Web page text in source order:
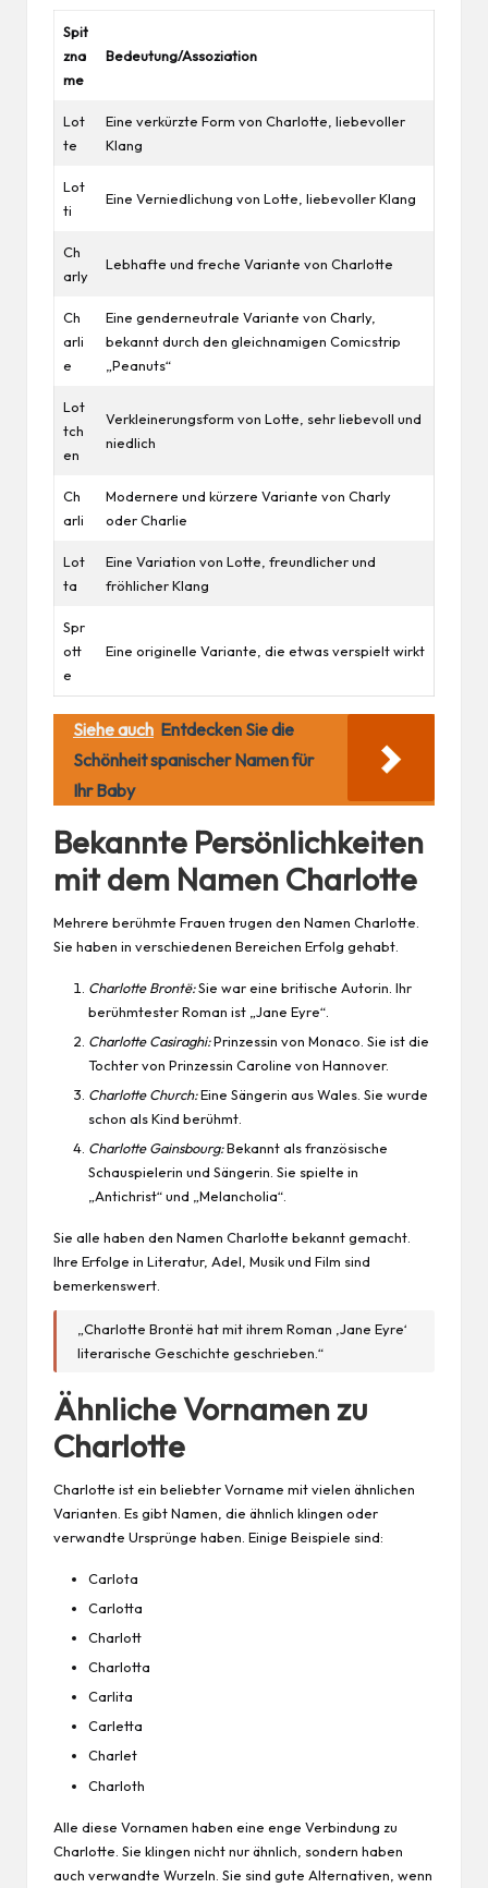
Spit
zna
me
Bedeutung/Assoziation
Lot
te
Eine verkürzte Form von Charlotte, liebevoller
Klang
Lot
ti
Eine Verniedlichung von Lotte, liebevoller Klang
Ch
arly
Lebhafte und freche Variante von Charlotte
Ch
arli
e
Eine genderneutrale Variante von Charly,
bekannt durch den gleichnamigen Comicstrip
„Peanuts“
Lot
tch
en
Verkleinerungsform von Lotte, sehr liebevoll und
niedlich
Ch
arli
Modernere und kürzere Variante von Charly
oder Charlie
Lot
ta
Eine Variation von Lotte, freundlicher und
fröhlicher Klang
Spr
ott
e
Eine originelle Variante, die etwas verspielt wirkt
Siehe auch Entdecken Sie die
Schönheit spanischer Namen für
Ihr Baby
Bekannte Persönlichkeiten
mit dem Namen Charlotte
Mehrere berühmte Frauen trugen den Namen Charlotte.
Sie haben in verschiedenen Bereichen Erfolg gehabt.
Charlotte Brontë:Sie war eine britische Autorin. Ihr
berühmtester Roman ist „Jane Eyre“.
Charlotte Casiraghi:Prinzessin von Monaco. Sie ist die
Tochter von Prinzessin Caroline von Hannover.
Charlotte Church:Eine Sängerin aus Wales. Sie wurde
schon als Kind berühmt.
Charlotte Gainsbourg:Bekannt als französische
Schauspielerin und Sängerin. Sie spielte in
„Antichrist“ und „Melancholia“.
Sie alle haben den Namen Charlotte bekannt gemacht.
Ihre Erfolge in Literatur, Adel, Musik und Film sind
bemerkenswert.
„Charlotte Brontë hat mit ihrem Roman ‚Jane Eyre‘
literarische Geschichte geschrieben.“
Ähnliche Vornamen zu
Charlotte
Charlotte ist ein beliebter Vorname mit vielen ähnlichen
Varianten. Es gibt Namen, die ähnlich klingen oder
verwandte Ursprünge haben. Einige Beispiele sind:
Carlota
Carlotta
Charlott
Charlotta
Carlita
Carletta
Charlet
Charloth
Alle diese Vornamen haben eine enge Verbindung zu
Charlotte. Sie klingen nicht nur ähnlich, sondern haben
auch verwandte Wurzeln. Sie sind gute Alternativen, wenn